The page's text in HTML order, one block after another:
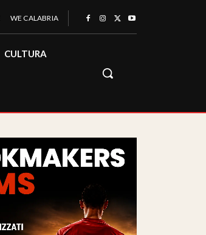
WE CALABRIA
CULTURA